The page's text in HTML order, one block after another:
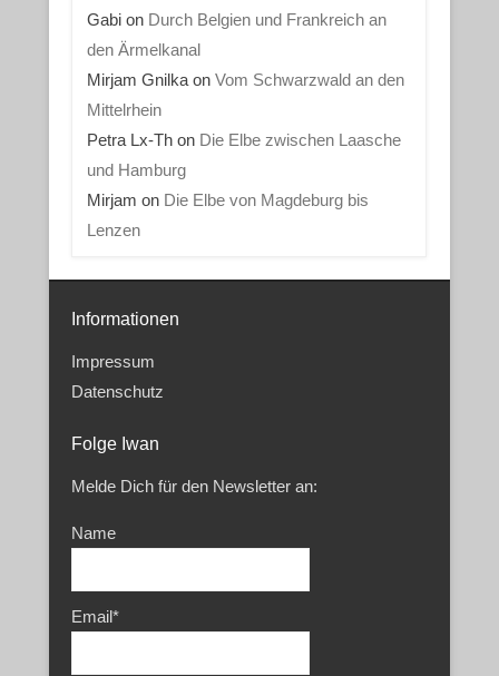
Gabion Durch Belgien und Frankreich an
den Ärmelkanal
Mirjam Gnilkaon Vom Schwarzwald an den
Mittelrhein
Petra Lx-Thon Die Elbe zwischen Laasche
und Hamburg
Mirjam on Die Elbe von Magdeburg bis
Lenzen
Informationen
Impressum
Datenschutz
Folge Iwan
Melde Dich für den Newsletter an:
Name
Email*